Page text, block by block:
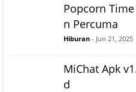
Popcorn
n Percuma
Hiburan - Jun 21, 2025
MiChat Apk
d